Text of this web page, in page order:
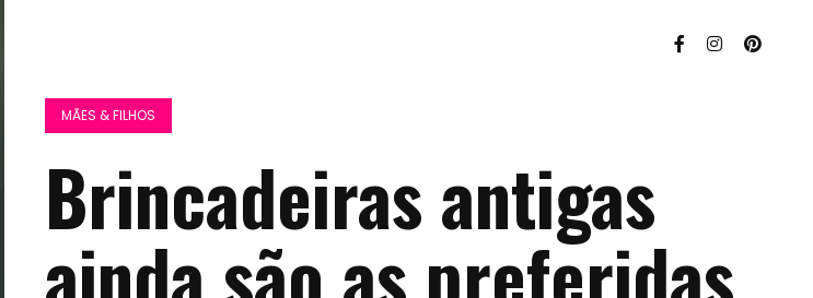
MÃES & FILHOS
Brincadeiras antigas
ainda são as preferidas